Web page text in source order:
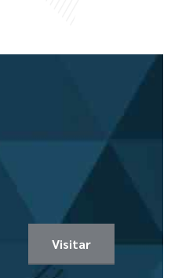
Visitar